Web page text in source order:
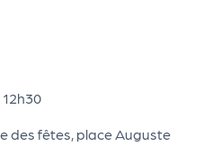
des fêtes, place Auguste